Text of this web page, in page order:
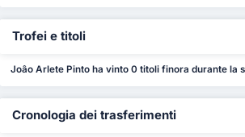
Trofei e titoli
Joâo Arlete Pinto ha vinto 0 titoli finora durante la
Cronologia dei trasferimenti